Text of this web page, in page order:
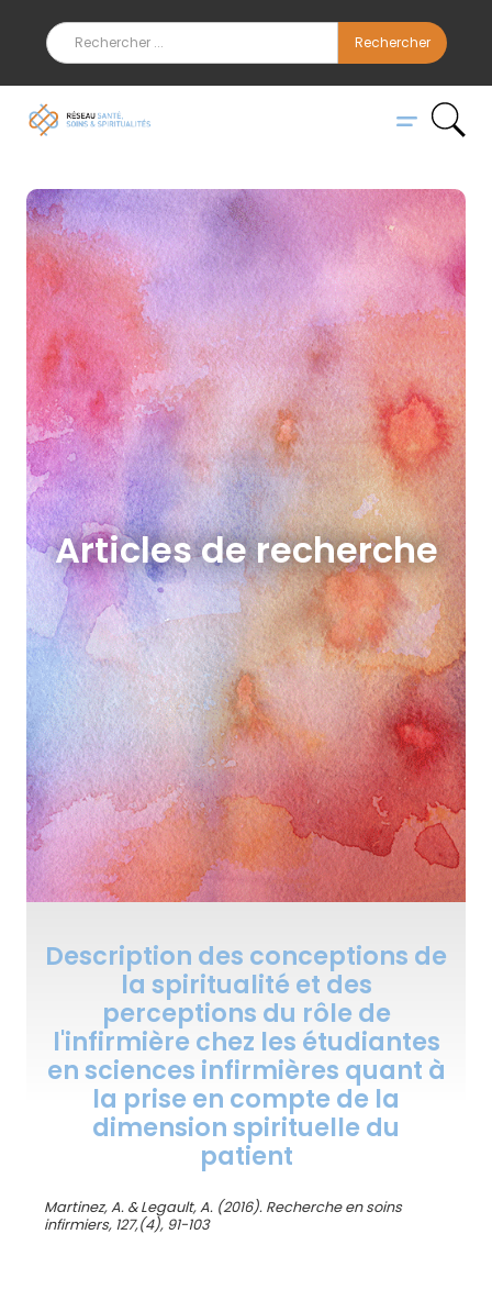
Articles de recherche
Description des conceptions de
la spiritualité et des
perceptions du rôle de
l'infirmière chez les étudiantes
en sciences infirmières quant à
la prise en compte de la
dimension spirituelle du
patient
Martinez, A. & Legault, A. (2016). Recherche en soins
infirmiers, 127,(4), 91-103